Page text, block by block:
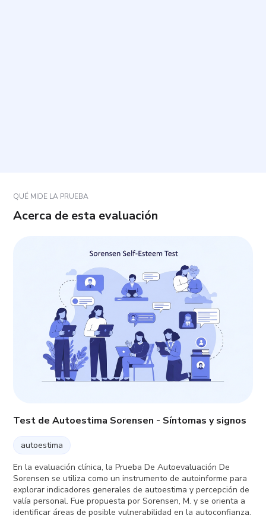
QUÉ MIDE LA PRUEBA
Acerca de esta evaluación
Test de Autoestima Sorensen - Síntomas y signos
autoestima
En la evaluación clínica, la Prueba De Autoevaluación De
Sorensen se utiliza como un instrumento de autoinforme para
explorar indicadores generales de autoestima y percepción de
valía personal. Fue propuesta por Sorensen, M. y se orienta a
identificar áreas de posible vulnerabilidad en la autoconfianza.